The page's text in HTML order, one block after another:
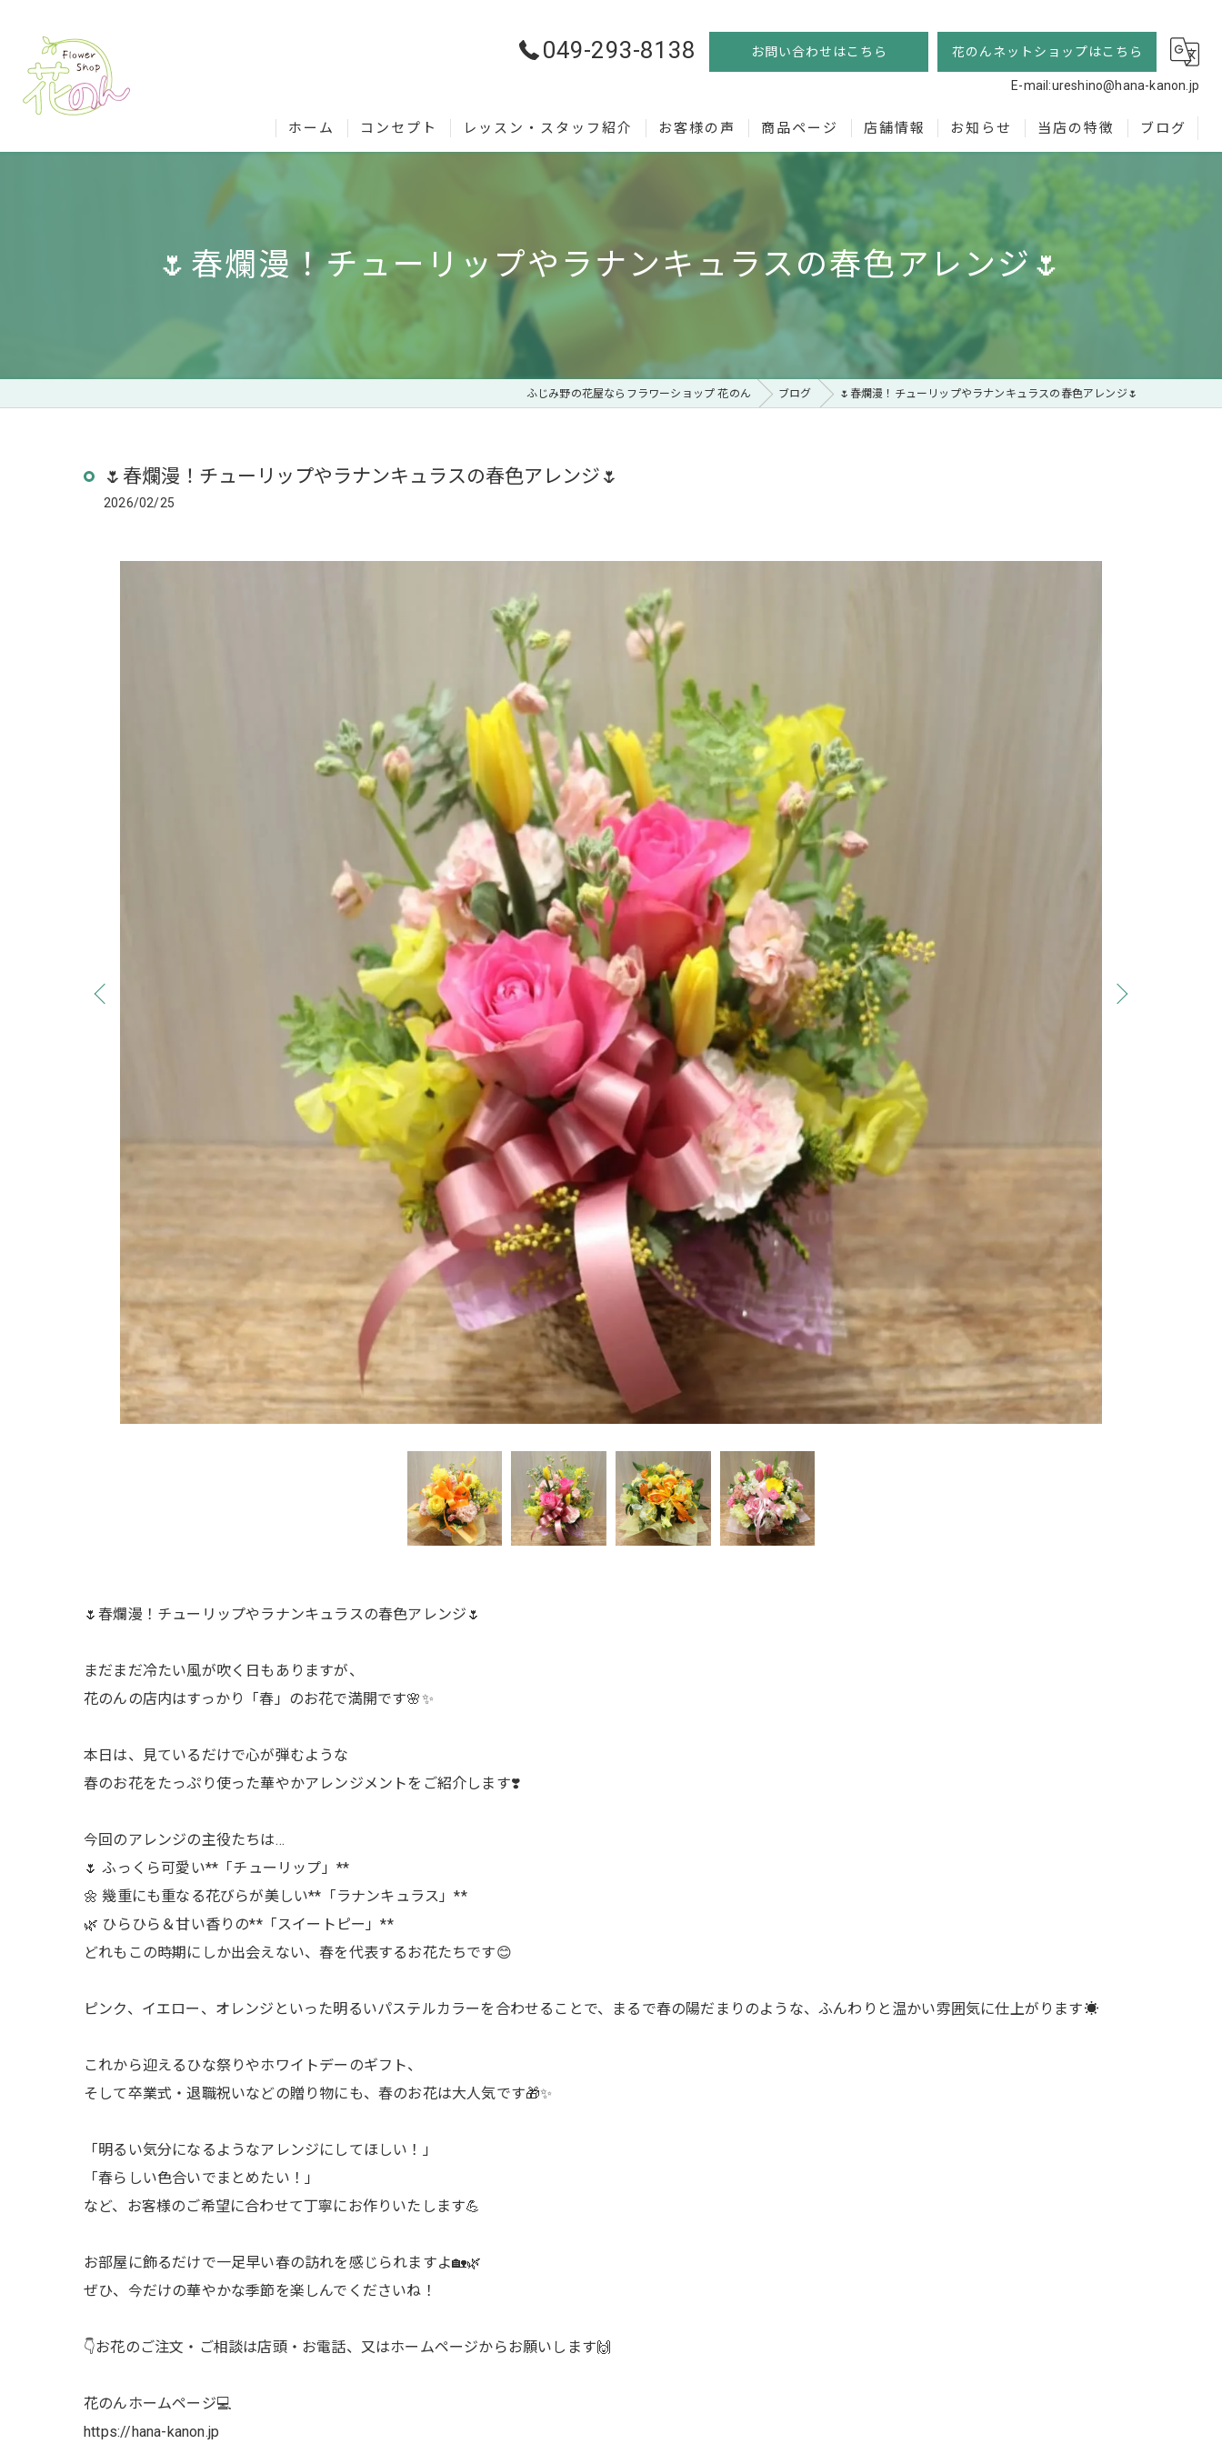
049-293-8138 お問い合わせはこちら 花のんネットショップはこちら
E-mail:ureshino@hana-kanon.jp
ホーム コンセプト
花のんが選ばれる理由
花屋選びで迷ったら
レッスン・スタッフ紹介 お客様の声 商品ページ 店舗情報 お知らせ 当店の特徴
記念日
胡蝶蘭
ブログ
🌷春爛漫！チューリップやラナンキュラスの春色アレンジ🌷
ふじみ野の花屋ならフラワーショップ 花のん ブログ 🌷春爛漫！チューリップやラナンキュラスの春色アレンジ🌷
🌷春爛漫！チューリップやラナンキュラスの春色アレンジ🌷
2026/02/25
🌷春爛漫！チューリップやラナンキュラスの春色アレンジ🌷
まだまだ冷たい風が吹く日もありますが、
花のんの店内はすっかり「春」のお花で満開です🌸✨
本日は、見ているだけで心が弾むような
春のお花をたっぷり使った華やかアレンジメントをご紹介します❣️
今回のアレンジの主役たちは…
🌷 ふっくら可愛い**「チューリップ」**
🌼 幾重にも重なる花びらが美しい**「ラナンキュラス」**
🌿 ひらひら＆甘い香りの**「スイートピー」**
どれもこの時期にしか出会えない、春を代表するお花たちです😊
ピンク、イエロー、オレンジといった明るいパステルカラーを合わせることで、まるで春の陽だまりのような、ふんわりと温かい雰囲気に仕上がります☀️
これから迎えるひな祭りやホワイトデーのギフト、
そして卒業式・退職祝いなどの贈り物にも、春のお花は大人気です🎁✨
「明るい気分になるようなアレンジにしてほしい！」
「春らしい色合いでまとめたい！」
など、お客様のご希望に合わせて丁寧にお作りいたします💪
お部屋に飾るだけで一足早い春の訪れを感じられますよ🏡🌿
ぜひ、今だけの華やかな季節を楽しんでくださいね！
👇お花のご注文・ご相談は店頭・お電話、又はホームページからお願いします🙌
花のんホームページ💻
https://hana-kanon.jp